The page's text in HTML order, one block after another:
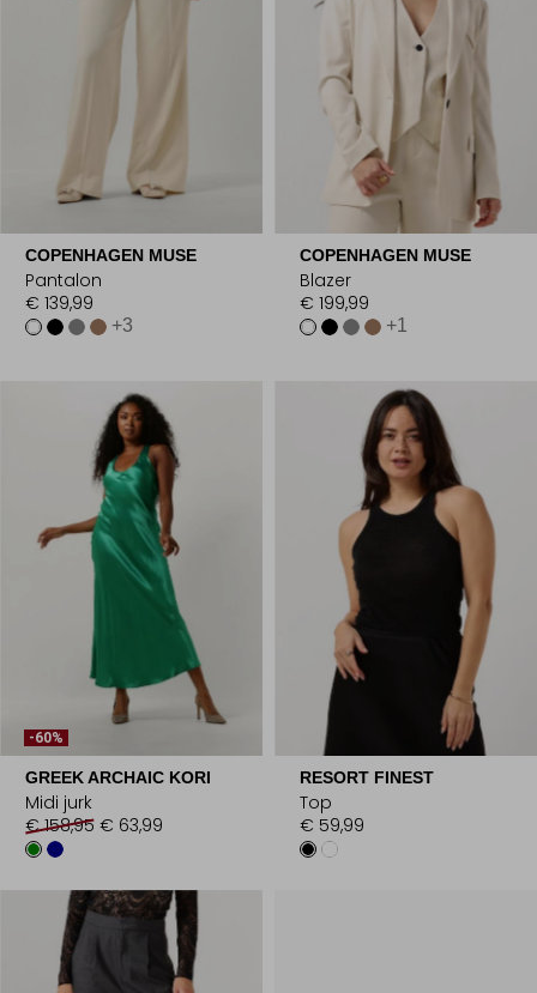
COPENHAGEN MUSE
Pantalon
€ 139,99
+3
COPENHAGEN MUSE
Blazer
€ 199,99
+1
-60%
GREEK ARCHAIC KORI
Midi jurk
€ 158,95 € 63,99
RESORT FINEST
Top
€ 59,99